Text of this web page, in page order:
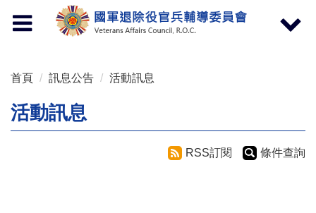
Toggle
navigation
Toggle
首頁 訊息公告 活動訊息
活動訊息
RSS訂閱 條件查詢